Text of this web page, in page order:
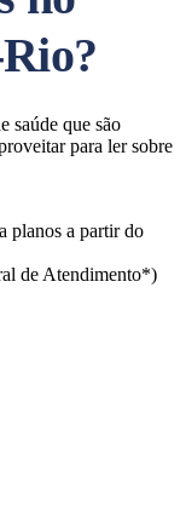
saúde que são
para ler sobre
planos a partir do
de Atendimento*)